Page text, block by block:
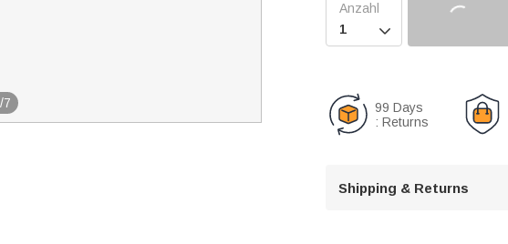
/7

99 Days
: Returns
Shipping & Returns